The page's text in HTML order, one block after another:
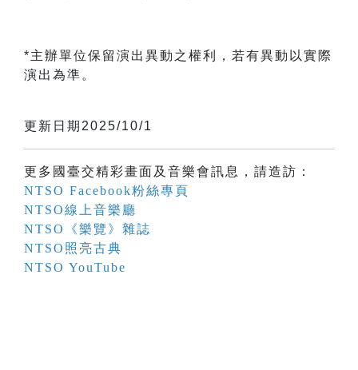
*主辦單位保留演出異動之權利，若有異動以實際
演出為準。
更新日期2025/10/1
更多國臺交精彩畫面及音樂會訊息，請造訪：
NTSO Facebook粉絲專頁
NTSO線上音樂廳
NTSO《樂覽》雜誌
NTSO照亮古典
NTSO YouTube